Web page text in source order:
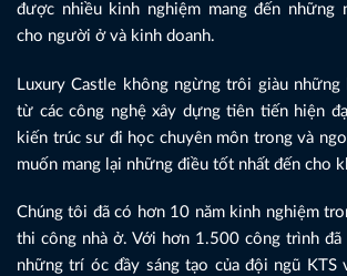
được nhiều kinh nghiệm mang đến những
cho người ở và kinh doanh.
Luxury Castle không ngừng trôi giàu
từ các công nghệ xây dựng tiên tiến hiện
kiến trúc sư đi học chuyên môn trong và
muốn mang lại những điều tốt nhất đến cho
Chúng tôi đã có hơn 10 năm kinh nghiệm
thi công nhà ở. Với hơn 1.500 công trình
những trí óc đầy sáng tạo của đội ngũ KTS